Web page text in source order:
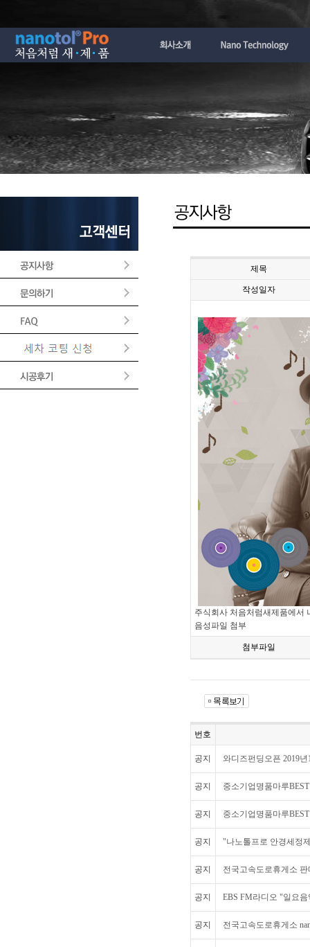
제목
작성일자
주식회사 처음처럼새제품에서
음성파일 첨부
첨부파일
번호
공지 와디즈펀딩오픈 2019
공지 중소기업명품마루
공지 중소기업명품마루
공지 "나노톨프로 안경세정
공지 전국고속도로휴게소
공지 EBS FM라디오 "일요
공지 전국고속도로휴게소